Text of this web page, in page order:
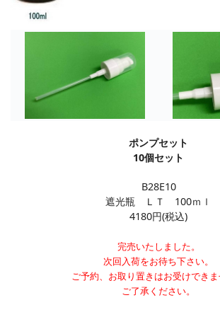
ポンプセット
10個セット
B28E10
遮光瓶 ＬＴ 100ｍｌ
4180円(税込)
完売いたしました。
次回入荷をお待ち下さい。
ご予約、お取り置きはお受けできま
ご了承ください。